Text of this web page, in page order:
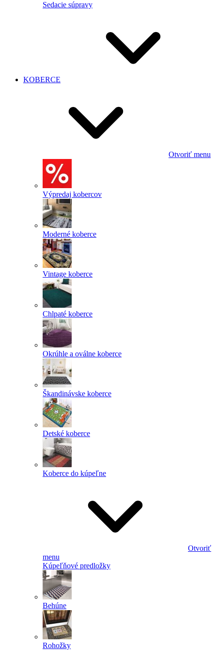
Sedacie súpravy
KOBERCE
Otvoriť menu
Výpredaj kobercov
Moderné koberce
Vintage koberce
Chlpaté koberce
Okrúhle a oválne koberce
Škandinávske koberce
Detské koberce
Koberce do kúpeľne
Otvoriť
menu
Kúpeľňové predložky
Behúne
Rohožky